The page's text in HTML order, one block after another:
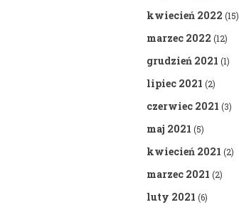
kwiecień 2022 (15)
marzec 2022 (12)
grudzień 2021 (1)
lipiec 2021 (2)
czerwiec 2021 (3)
maj 2021 (5)
kwiecień 2021 (2)
marzec 2021 (2)
luty 2021 (6)